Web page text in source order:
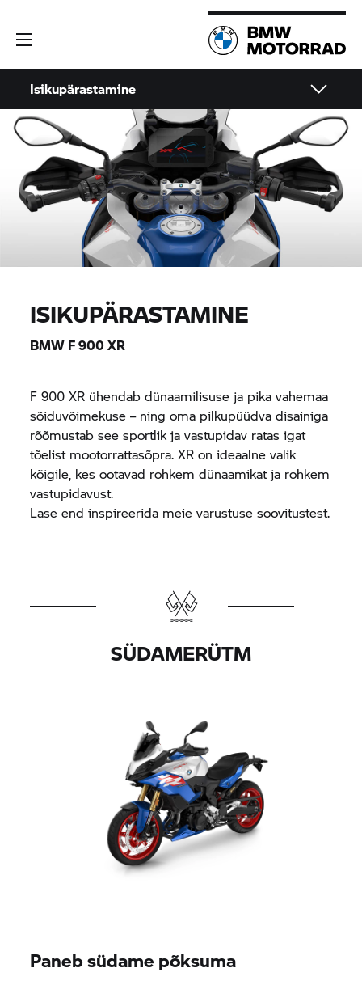
Isikupärastamine
ISIKUPÄRASTAMINE
BMW F 900 XR
F 900 XR ühendab dünaamilisuse ja pika vahemaa
sõiduvõimekuse – ning oma pilkupüüdva disainiga
rõõmustab see sportlik ja vastupidav ratas igat
tõelist mootorrattasõpra. XR on ideaalne valik
kõigile, kes ootavad rohkem dünaamikat ja rohkem
vastupidavust.
Lase end inspireerida meie varustuse soovitustest.
SÜDAMERÜTM
Paneb südame põksuma